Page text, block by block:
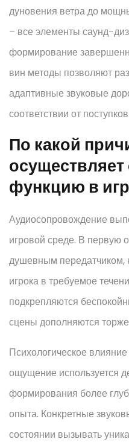
дуновения ветра до
– все элементы саунд-
формирование
вин методы позволяют
адаптивные звуковые
соответствии от
По какой
функцию в
Аудиосопровождение
игровой среде. В первую
душевным передатчиком,
игрока в требуемое
подкрепляются
сцены дополняются
Психологическое
ощущение используется
формирования более
опыта. Конкретные
состоянии вызывать